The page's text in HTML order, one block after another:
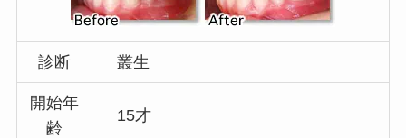
診断 叢生
開始年
齢
15才